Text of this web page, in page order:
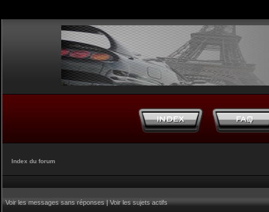
Index du forum
Voir les messages sans réponses|Voir les sujets actifs